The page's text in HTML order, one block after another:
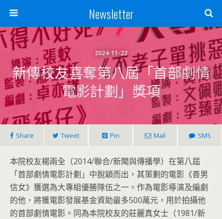
Newsletter
2024-11-22
新傳校友喜奪第八屆「首部劇情
電影計劃」獎項
Share Tweet Pin Mail SMS
本院校友楊兩全（2014/聯合/新聞與傳播學）在第八屆
「首部劇情電影計劃」中脫穎而出，其策劃的電影《善男
信女》獲選為大專組優勝隊伍之一。作為電影導演及編劇
的他，將獲電影發展基金資助最多500萬元，用於拍攝他
的首部劇情電影。同為本院校友的莊麗真女士（1981/新